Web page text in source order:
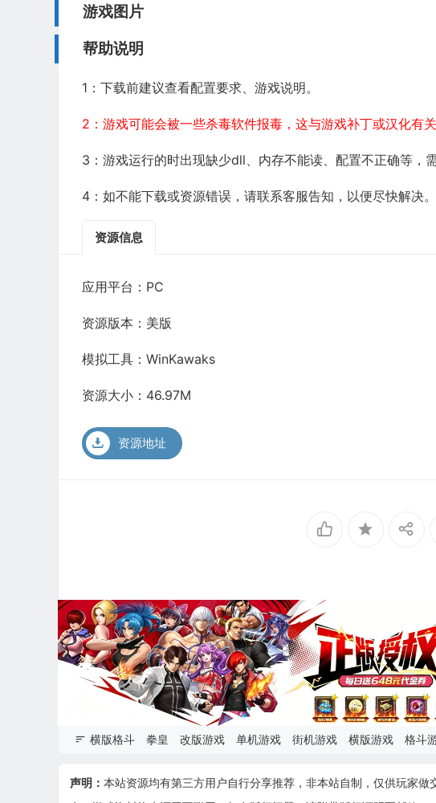
游戏图片
帮助说明
1：下载前建议查看配置要求、游戏说明。
2：游戏可能会被一些杀毒软件报毒，这与游戏补丁或汉化有
3：游戏运行的时出现缺少dll、内存不能读、配置不正确等，
4：如不能下载或资源错误，请联系客服告知，以便尽快解决。
资源信息
应用平台：PC
资源版本：美版
模拟工具：WinKawaks
资源大小：46.97M
资源地址
横版格斗 拳皇 改版游戏 单机游戏 街机游戏 横版游戏 格斗
声明： 本站资源均有第三方用户自行分享推荐，非本站自制，仅供玩家